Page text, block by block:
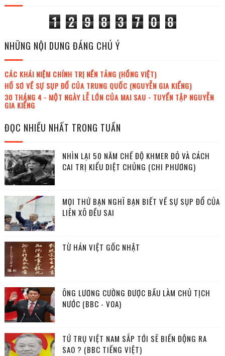
1 2 9 8 3 7 0 8
NHỮNG NỘI DUNG ĐÁNG CHÚ Ý
CÁC KHÁI NIỆM CHÍNH TRỊ NỀN TẢNG (HỒNG VIỆT)
HỒ SƠ VỀ SỰ SỤP ĐỔ CỦA TRUNG QUỐC (NGUYỄN GIA KIỂNG)
30 THÁNG 4 - MỘT NGÀY LỄ LỚN CỦA MAI SAU - TUYỂN TẬP NGUYỄN
GIA KIỂNG
ĐỌC NHIỀU NHẤT TRONG TUẦN
NHÌN LẠI 50 NĂM CHẾ ĐỘ KHMER ĐỎ VÀ CÁCH
CAI TRỊ KIỂU DIỆT CHỦNG (CHI PHƯƠNG)
MỌI THỨ BẠN NGHĨ BẠN BIẾT VỀ SỰ SỤP ĐỔ CỦA
LIÊN XÔ ĐỀU SAI
TỪ HÁN VIỆT GỐC NHẬT
ÔNG LƯƠNG CƯỜNG ĐƯỢC BẦU LÀM CHỦ TỊCH
NƯỚC (BBC - VOA)
TỨ TRỤ VIỆT NAM SẮP TỚI SẼ BIẾN ĐỘNG RA
SAO ? (BBC TIẾNG VIỆT)